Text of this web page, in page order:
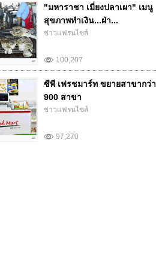
100,207
"มหาราชา เมี่ยงปลาเผา" เมนู
สุขภาพทำเงิน...ฝ่า...
ข่าวแฟรนไชส์
97,270
ซีพี เฟรชมาร์ท ขยายสาขากว่า
900 สาขา
ข่าวแฟรนไชส์